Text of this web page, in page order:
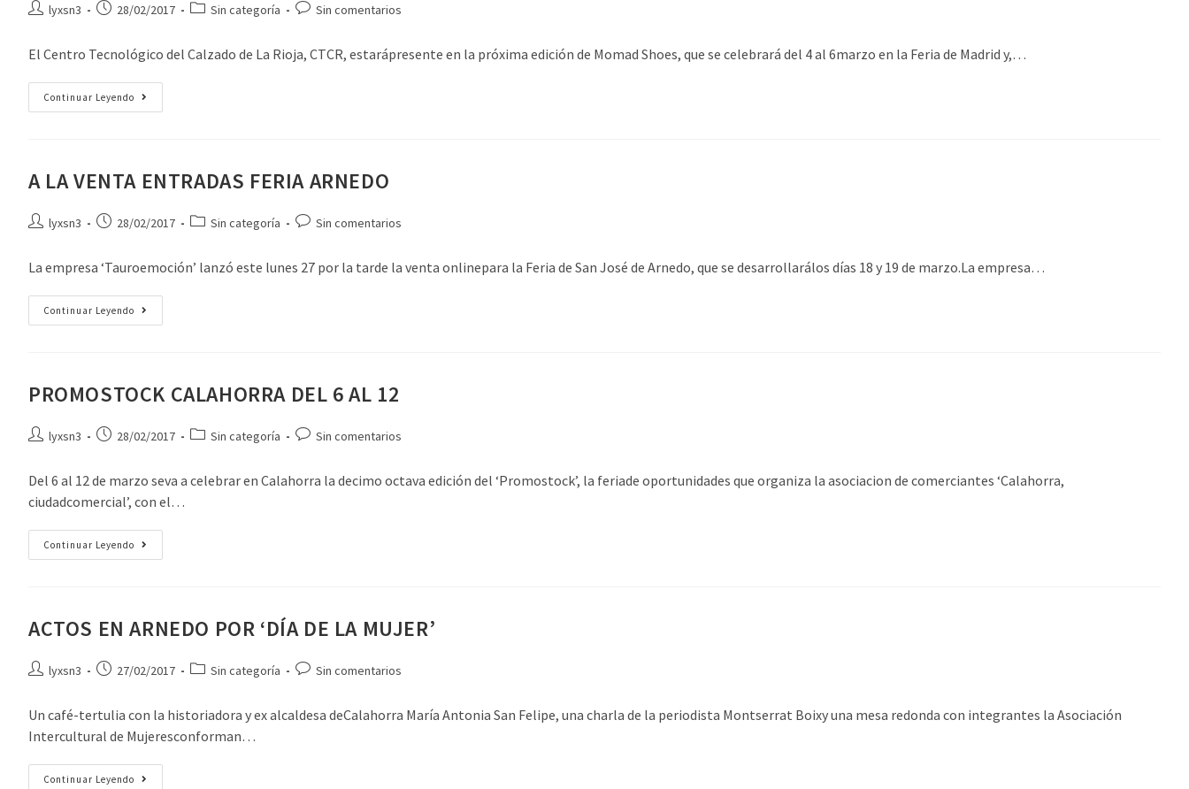
lyxsn3 28/02/2017 Sin categoría Sin comentarios
El Centro Tecnológico del Calzado de La Rioja, CTCR, estarápresente en la próxima edición de Momad Shoes, que se celebrará del 4 al 6marzo en la Feria de Madrid y,…
Continuar Leyendo
A LA VENTA ENTRADAS FERIA ARNEDO
lyxsn3 28/02/2017 Sin categoría Sin comentarios
La empresa ‘Tauroemoción’ lanzó este lunes 27 por la tarde la venta onlinepara la Feria de San José de Arnedo, que se desarrollarálos días 18 y 19 de marzo.La empresa…
Continuar Leyendo
PROMOSTOCK CALAHORRA DEL 6 AL 12
lyxsn3 28/02/2017 Sin categoría Sin comentarios
Del 6 al 12 de marzo seva a celebrar en Calahorra la decimo octava edición del ‘Promostock’, la feriade oportunidades que organiza la asociacion de comerciantes ‘Calahorra,
ciudadcomercial’, con el…
Continuar Leyendo
ACTOS EN ARNEDO POR ‘DÍA DE LA MUJER’
lyxsn3 27/02/2017 Sin categoría Sin comentarios
Un café-tertulia con la historiadora y ex alcaldesa deCalahorra María Antonia San Felipe, una charla de la periodista Montserrat Boixy una mesa redonda con integrantes la Asociación
Intercultural de Mujeresconforman…
Continuar Leyendo